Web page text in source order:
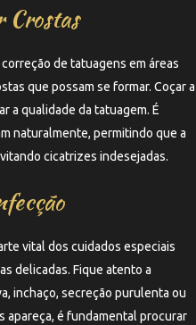
Crostas
de tatuagens em áreas
que possam se formar. Coçar a
a qualidade da tatuagem. É
naturalmente, permitindo que a
cicatrizes indesejadas.
vital dos cuidados especiais
delicadas. Fique atento a
inchaço, secreção purulenta ou
apareça, é fundamental procurar